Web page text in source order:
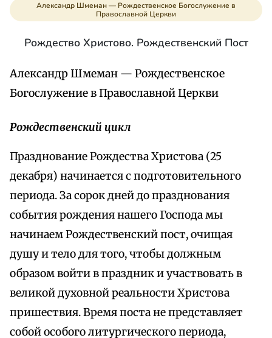
Александр Шмеман — Рождественское Богослужение в
Православной Церкви
Рождество Христово. Рождественский Пост
Александр Шмеман — Рождественское
Богослужение в Православной Церкви
Рождественский цикл
Празднование Рождества Христова (25
декабря) начинается с подготовительного
периода. За сорок дней до празднования
события рождения нашего Господа мы
начинаем Рождественский пост, очищая
душу и тело для того, чтобы должным
образом войти в праздник и участвовать в
великой духовной реальности Христова
пришествия. Время поста не представляет
собой особого литургического периода,